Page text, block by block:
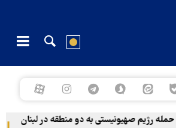
حمله رژیم صهیونیستی به دو منطقه در لبنان